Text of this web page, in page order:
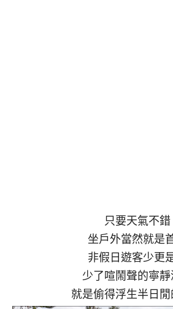
只要天氣不錯
坐戶外當然就是
非假日遊客少更
少了喧鬧聲的寧
就是偷得浮生半日